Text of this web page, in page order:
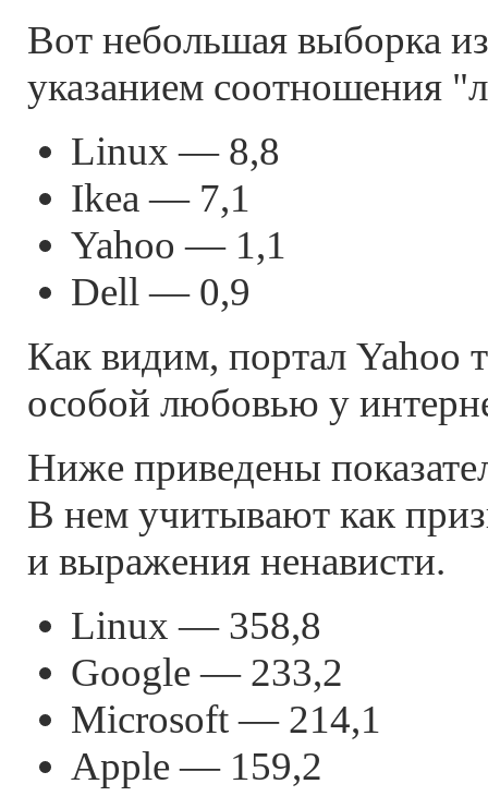
Вот небольшая выборка
указанием соотношения
Linux — 8,8
Ikea — 7,1
Yahoo — 1,1
Dell — 0,9
Как видим, портал Yahoo
особой любовью у
Ниже приведены
В нем учитывают как
и выражения ненависти.
Linux — 358,8
Google — 233,2
Microsoft — 214,1
Apple — 159,2